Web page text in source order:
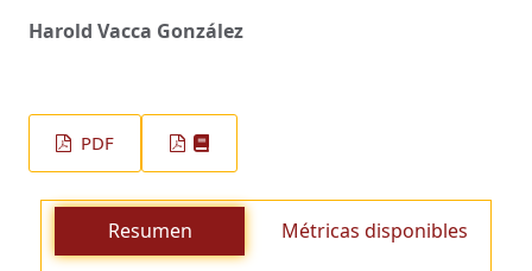
Harold Vacca González
PDF
Resumen Métricas disponibles